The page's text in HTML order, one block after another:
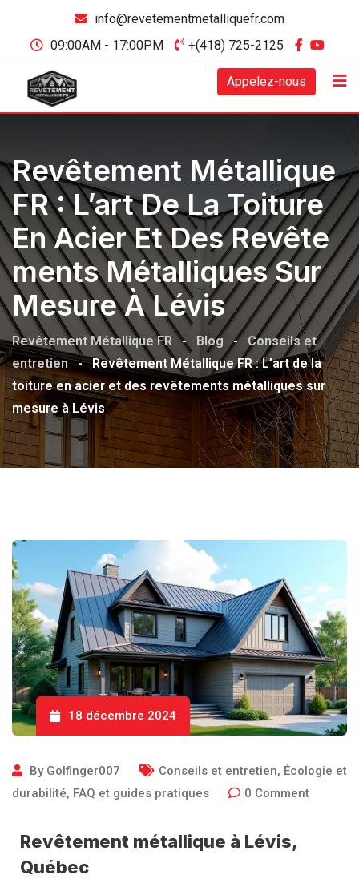
info@revetementmetalliquefr.com
09:00AM - 17:00PM
+(418) 725-2125
Appelez-nous
Revêtement Métallique
FR : L’art De La Toiture
En Acier Et Des Revête
Ments Métalliques Sur
Mesure À Lévis
Revêtement Métallique FR - Blog - Conseils et
entretien - Revêtement Métallique FR : L’art de la
toiture en acier et des revêtements métalliques sur
mesure à Lévis
18 décembre 2024
By Golfinger007 Conseils et entretien, Écologie et
durabilité, FAQ et guides pratiques 0 Comment
Revêtement métallique à Lévis,
Québec